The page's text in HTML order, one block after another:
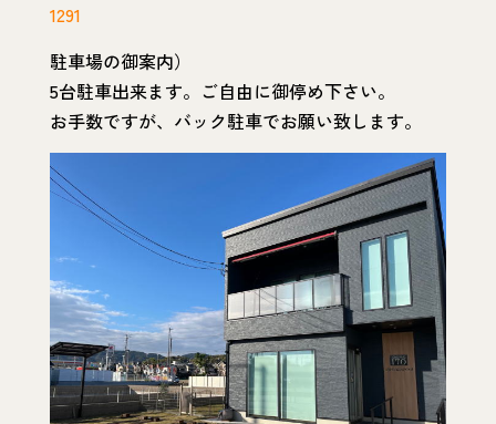
1291
駐車場の御案内）
5台駐車出来ます。ご自由に御停め下さい。
お手数ですが、バック駐車でお願い致します。